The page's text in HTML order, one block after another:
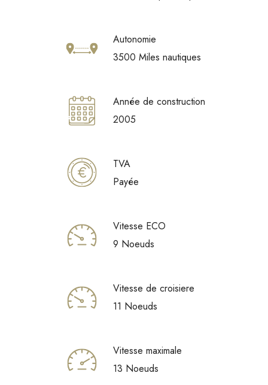
Autonomie
3500 Miles nautiques
Année de construction
2005
TVA
Payée
Vitesse ECO
9 Noeuds
Vitesse de croisiere
11 Noeuds
Vitesse maximale
13 Noeuds